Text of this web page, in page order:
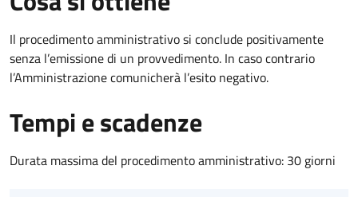
Il procedimento amministrativo si conclude positivamente
senza l’emissione di un provvedimento. In caso contrario
l’Amministrazione comunicherà l’esito negativo.
Tempi e scadenze
Durata massima del procedimento amministrativo: 30 giorni